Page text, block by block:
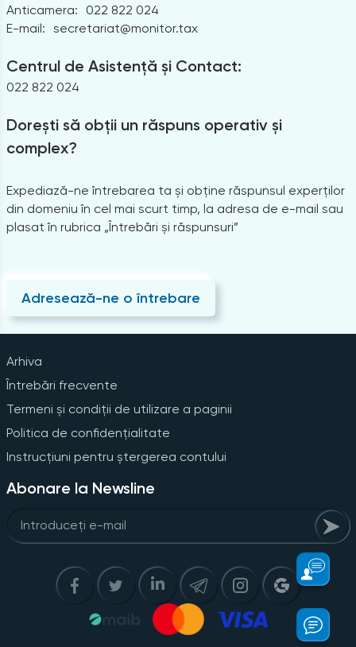
Anticamera:
022 822 024
E-mail: secretariat@monitor.tax
Centrul de Asistență și Contact:
022 822 024
Dorești să obții un răspuns operativ și
complex?
Expediază-ne întrebarea ta și obține răspunsul experților
din domeniu în cel mai scurt timp, la adresa de e-mail sau
plasat în rubrica „Întrebări și răspunsuri”
Adresează-ne o întrebare
Arhiva
Întrebări frecvente
Termeni și condiții de utilizare a paginii
Politica de confidențialitate
Instrucțiuni pentru ștergerea contului
Abonare la Newsline